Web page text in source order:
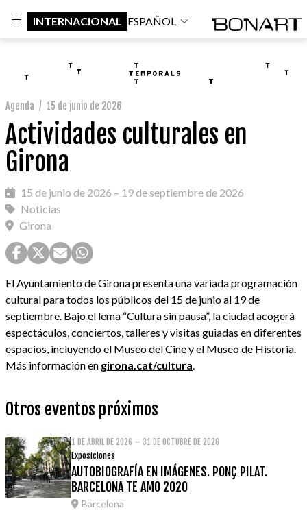
INTERNACIONAL ESPAÑOL
Agenda / 15 de junio de 2026
Actividades culturales en
Girona
15 de junio de 2026 – 19 de septiembre de 2026
Noticias
Girona
El Ayuntamiento de Girona presenta una variada programación
cultural para todos los públicos del 15 de junio al 19 de
septiembre. Bajo el lema “Cultura sin pausa”, la ciudad acogerá
espectáculos, conciertos, talleres y visitas guiadas en diferentes
espacios, incluyendo el Museo del Cine y el Museo de Historia.
Más información en girona.cat/cultura.
Otros eventos próximos
1 DE ABRIL DE 2026 – 31 DE OCTUBRE DE 2026
Exposiciones
AUTOBIOGRAFÍA EN IMÁGENES. PONÇ PILAT.
BARCELONA TE AMO 2020
Barcelona